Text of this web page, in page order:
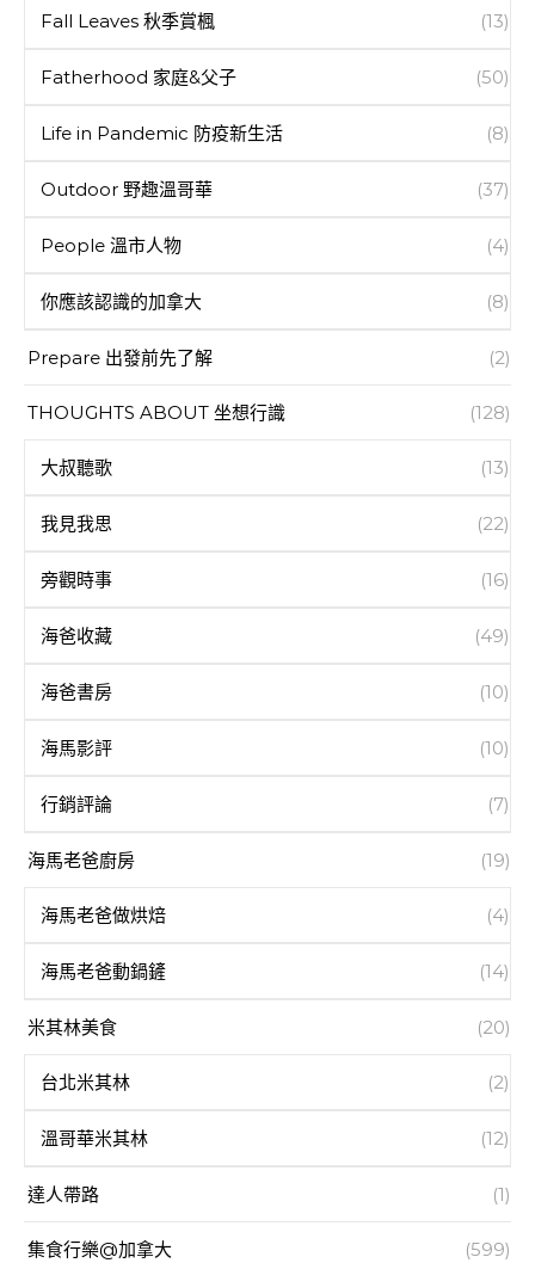
Fall Leaves 秋季賞楓 (13)
Fatherhood 家庭&父子 (50)
Life in Pandemic 防疫新生活 (8)
Outdoor 野趣溫哥華 (37)
People 溫市人物 (4)
你應該認識的加拿大 (8)
Prepare 出發前先了解 (2)
THOUGHTS ABOUT 坐想行識 (128)
大叔聽歌 (13)
我見我思 (22)
旁觀時事 (16)
海爸收藏 (49)
海爸書房 (10)
海馬影評 (10)
行銷評論 (7)
海馬老爸廚房 (19)
海馬老爸做烘焙 (4)
海馬老爸動鍋鏟 (14)
米其林美食 (20)
台北米其林 (2)
溫哥華米其林 (12)
達人帶路 (1)
集食行樂@加拿大 (599)